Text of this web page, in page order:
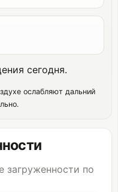
сегодня.
ослабляют дальний
загруженности по